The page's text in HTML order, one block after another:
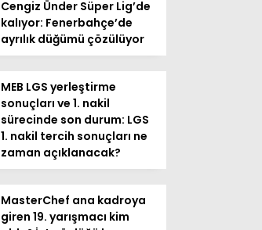
Cengiz Ünder Süper Lig’de
kalıyor: Fenerbahçe’de
ayrılık düğümü çözülüyor
MEB LGS yerleştirme
sonuçları ve 1. nakil
sürecinde son durum: LGS
1. nakil tercih sonuçları ne
zaman açıklanacak?
MasterChef ana kadroya
giren 19. yarışmacı kim